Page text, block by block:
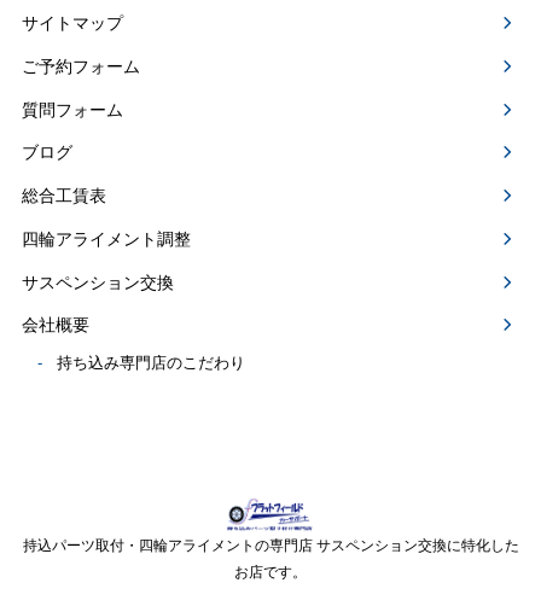
サイトマップ
ご予約フォーム
質問フォーム
ブログ
総合工賃表
四輪アライメント調整
サスペンション交換
会社概要
持ち込み専門店のこだわり
持込パーツ取付・四輪アライメントの専門店 サスペンション交換に特化した
お店です。